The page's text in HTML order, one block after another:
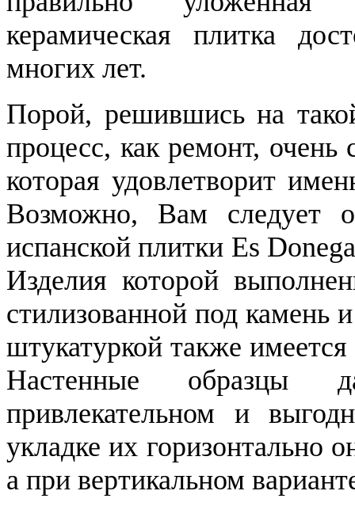
керамическая плитка
многих лет.
Порой, решившись на
процесс, как ремонт, очень
которая удовлетворит
Возможно, Вам следует
испанской плитки Es
Изделия которой
стилизованной под камень
штукатуркой также
Настенные образцы
привлекательном и
укладке их горизонтально
а при вертикальном